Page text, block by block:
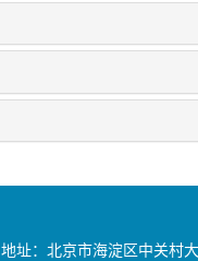
地址：北京市海淀区中关村